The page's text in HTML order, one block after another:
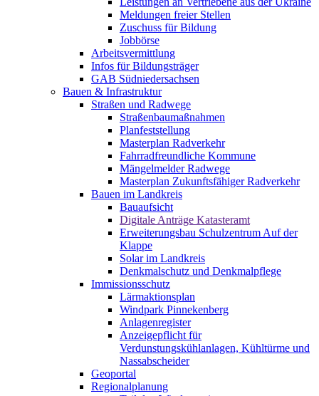
Meldungen freier Stellen
Zuschuss für Bildung
Jobbörse
Arbeitsvermittlung
Infos für Bildungsträger
GAB Südniedersachsen
Bauen & Infrastruktur
Straßen und Radwege
Straßenbaumaßnahmen
Planfeststellung
Masterplan Radverkehr
Fahrradfreundliche Kommune
Mängelmelder Radwege
Masterplan Zukunftsfähiger Radverkehr
Bauen im Landkreis
Bauaufsicht
Digitale Anträge Katasteramt
Erweiterungsbau Schulzentrum Auf der
Klappe
Solar im Landkreis
Denkmalschutz und Denkmalpflege
Immissionsschutz
Lärmaktionsplan
Windpark Pinnekenberg
Anlagenregister
Anzeigepflicht für
Verdunstungskühlanlagen, Kühltürme und
Nassabscheider
Geoportal
Regionalplanung